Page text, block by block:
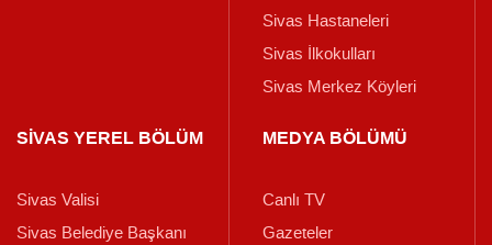
Sivas Hastaneleri
Sivas İlkokulları
Sivas Merkez Köyleri
SİVAS YEREL BÖLÜM
Sivas Valisi
Sivas Belediye Başkanı
MEDYA BÖLÜMÜ
Canlı TV
Gazeteler